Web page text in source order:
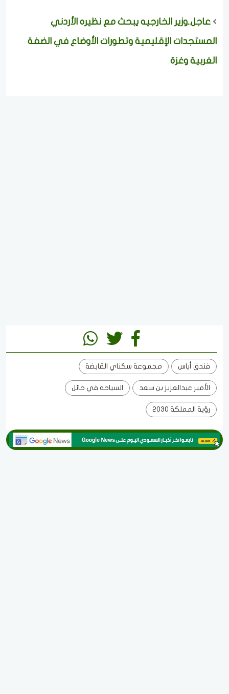
عاجل..وزير الخارجيه يبحث مع نظيره الأردني
المستجدات الإقليمية وتطورات الأوضاع في الضفة
الغربية وغزة
فندق أياس مجموعة سكناي القابضة
الأمير عبدالعزيز بن سعد السياحة في حائل
رؤية المملكة 2030